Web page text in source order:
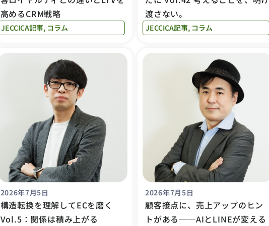
高めるCRM戦略
JECCICA記事, コラム
渡さない。
JECCICA記事, コラム
2026年7月5日
構造転換を理解してECを磨く
Vol.5：関係は積み上がる
2026年7月5日
顧客接点に、売上アップのヒン
トがある──AIとLINEが変える